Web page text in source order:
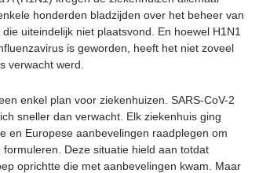
honderden bladzijden over het beheer van
uiteindelijk niet plaatsvond. En hoewel H1N1
is geworden, heeft het niet zoveel
verwacht werd.
enkel plan voor ziekenhuizen. SARS-CoV-2
sneller dan verwacht. Elk ziekenhuis ging
en Europese aanbevelingen raadplegen om
Deze situatie hield aan totdat
oprichtte die met aanbevelingen kwam. Maar